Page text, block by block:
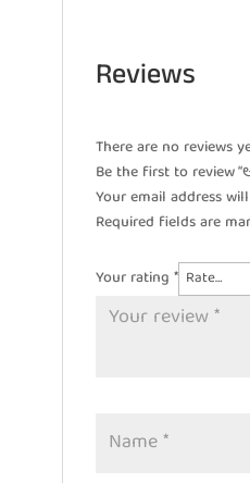
Reviews
There are no reviews
Be the first to
Your email address
Required fields are
Your rating *